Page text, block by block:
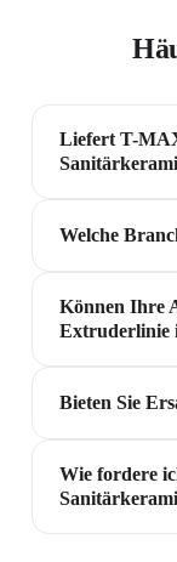
Liefert T-
Welche
Können Ihre
Extruderlinie
Bieten Sie
Wie fordere